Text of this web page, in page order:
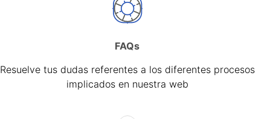
FAQs
Resuelve tus dudas referentes a los diferentes procesos
implicados en nuestra web